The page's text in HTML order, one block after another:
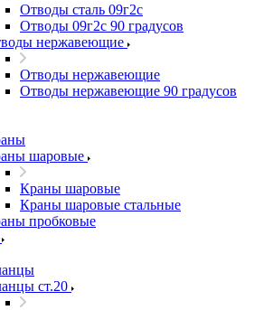
Отводы сталь 09г2с
Отводы 09г2с 90 градусов
нержавеющие
Отводы нержавеющие
Отводы нержавеющие 90 градусов
шаровые
Краны шаровые
Краны шаровые стальные
пробковые
ст.20